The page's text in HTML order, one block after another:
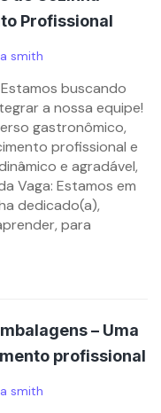
Profissional
smith
buscando
a nossa equipe!
gastronômico,
profissional e
e agradável,
Vaga: Estamos em
dedicado(a),
para
– Uma
profissional
smith